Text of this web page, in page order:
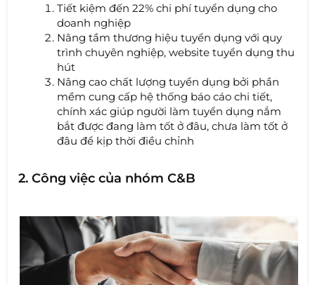
Tiết kiệm đến 22% chi phí tuyển dụng cho
doanh nghiệp
Nâng tầm thương hiệu tuyển dụng với quy
trình chuyên nghiệp, website tuyển dụng thu
hút
Nâng cao chất lượng tuyển dụng bởi phần
mềm cung cấp hệ thống báo cáo chi tiết,
chính xác giúp người làm tuyển dụng nắm
bắt được đang làm tốt ở đâu, chưa làm tốt ở
đâu để kịp thời điều chỉnh
2. Công việc của nhóm C&B